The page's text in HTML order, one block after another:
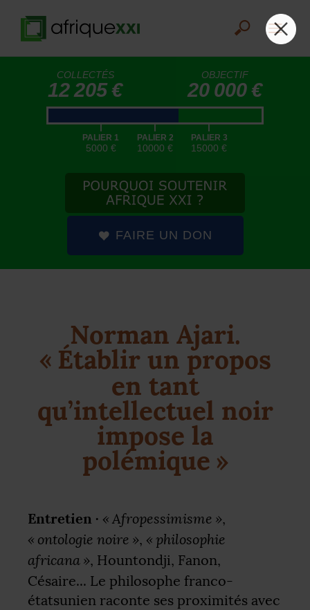
COLLECTÉS
12 205 €
OBJECTIF
20 000 €
|
PALIER 1
5000 €
|
PALIER 2
10000 €
|
PALIER 3
15000 €
FAIRE UN DON
Norman Ajari.
« Établir un propos
en tant
qu’intellectuel noir
impose la
polémique »
Entretien · «Afropessimisme »,
« ontologie noire », «philosophie
africana», Hountondji, Fanon,
Césaire... Le philosophe franco-
étatsunien raconte ses proximités avec